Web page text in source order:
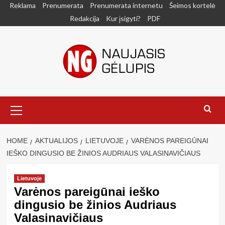
SkipReklama Prenumerata Prenumerata internetu
Šeimos kortelė
Redakcija
Kur įsigyti? PDF
Menu
HOME AKTUALIJOS LIETUVOJE
VARĖNOS PAREIGŪNAI
IEŠKO DINGUSIO BE ŽINIOS AUDRIAUS VALASINAVIČIAUS
Lietuvoje
Varėnos pareigūnai ieško
dingusio be žinios Audriaus
Valasinavičiaus